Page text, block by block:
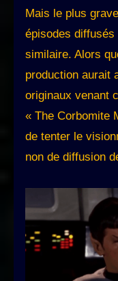
Mais le plus
épisodes
similaire. Alors
production aurait
originaux venant
« The Corbomite
de tenter le
non de diffusion